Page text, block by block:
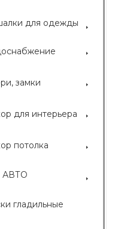
для одежды
замки
для интерьера
потолка
АВТО
гладильные